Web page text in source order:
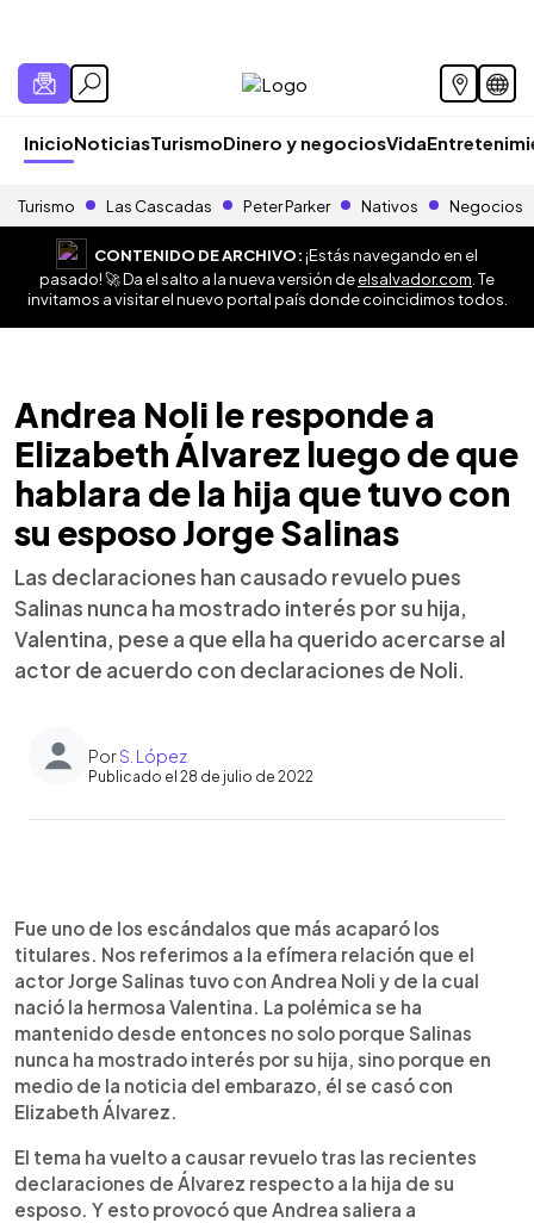
InicioNoticiasTurismoDinero y negociosVida
Turismo Las Cascadas Peter Parker Nativos Negocios
CONTENIDO DE ARCHIVO:¡Estás navegando en el
pasado! 🚀 Da el salto a la nueva versión deelsalvador.com . Te
invitamos a visitar el nuevo portal país donde coincidimos todos.
Andrea Noli le responde a
Elizabeth Álvarez luego de que
hablara de la hija que tuvo con
su esposo Jorge Salinas
Las declaraciones han causado revuelo pues
Salinas nunca ha mostrado interés por su hija,
Valentina, pese a que ella ha querido acercarse al
actor de acuerdo con declaraciones de Noli.
PorS. López
Publicado el 28 de julio de 2022
Escuchar artículo
Fue uno de los escándalos que más acaparó los
titulares. Nos referimos a la efímera relación que el
actor Jorge Salinas tuvo con Andrea Noli y de la cual
nació la hermosa Valentina. La polémica se ha
mantenido desde entonces no solo porque Salinas
nunca ha mostrado interés por su hija, sino porque en
medio de la noticia del embarazo, él se casó con
Elizabeth Álvarez.
El tema ha vuelto a causar revuelo tras las recientes
declaraciones de Álvarez respecto a la hija de su
esposo. Y esto provocó que Andrea saliera a